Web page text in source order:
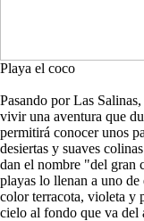
Playa el coco
Pasando por Las
vivir una aventura que
permitirá conocer unos
desiertas y suaves
dan el nombre "del gran
playas lo llenan a uno de
color terracota, violeta y
cielo al fondo que va del